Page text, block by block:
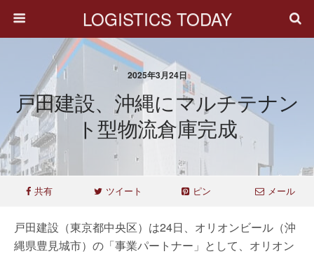
LOGISTICS TODAY
2025年3月24日
戸田建設、沖縄にマルチテナン
ト型物流倉庫完成
共有 ツイート ピン メール
戸田建設（東京都中央区）は24日、オリオンビール（沖
縄県豊見城市）の「事業パートナー」として、オリオン